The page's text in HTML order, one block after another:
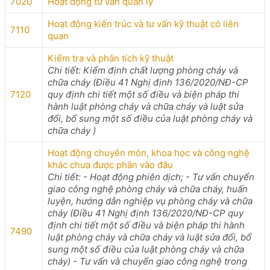
7110
Hoạt động kiến trúc và tư vấn kỹ thuật có liên
quan
7120
Kiểm tra và phân tích kỹ thuật
Chi tiết: Kiểm định chất lượng phòng cháy và
chữa cháy (Điều 41 Nghị định 136/2020/NĐ-CP
quy định chi tiết một số điều và biện pháp thi
hành luật phòng cháy và chữa cháy và luật sửa
đổi, bổ sung một số điều của luật phòng cháy và
chữa cháy )
7490
Hoạt động chuyên môn, khoa học và công nghệ
khác chưa được phân vào đâu
Chi tiết: - Hoạt động phiên dịch; - Tư vấn chuyển
giao công nghệ phòng cháy và chữa cháy, huấn
luyện, hướng dẫn nghiệp vụ phòng cháy và chữa
cháy (Điều 41 Nghị định 136/2020/NĐ-CP quy
định chi tiết một số điều và biện pháp thi hành
luật phòng cháy và chữa cháy và luật sửa đổi, bổ
sung một số điều của luật phòng cháy và chữa
cháy) - Tư vấn và chuyển giao công nghệ trong